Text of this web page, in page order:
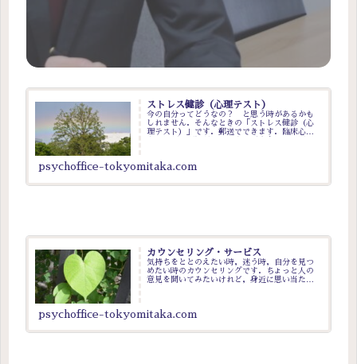
ストレス健診（心理テスト）
今の自分ってどうなの？ と思う時があるかも
しれません．そんなときの「ストレス健診（心
理テスト）」です．郵送でできます．臨床心理
psychoffice-tokyomitaka.com
カウンセリング・サービス
気持ちをととのえたい時，迷う時，自分を見つ
めたい時のカウンセリングです．ちょっと人の
意見を聞いてみたいけれど，身近に思い当たる
psychoffice-tokyomitaka.com